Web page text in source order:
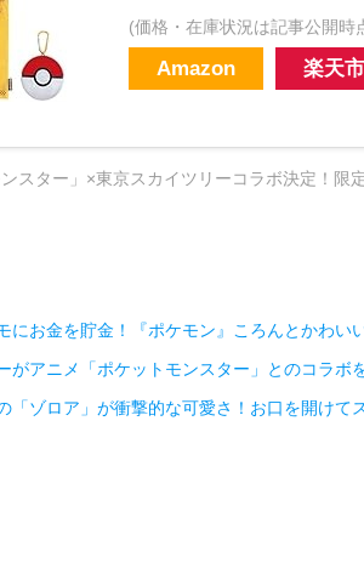
(価格・在庫状況は記事公開時
Amazon 楽天
スター」×東京スカイツリーコラボ決定！
にお金を貯金！『ポケモン』ころんとかわい
がアニメ「ポケットモンスター」とのコラボ
「ゾロア」が衝撃的な可愛さ！お口を開けて